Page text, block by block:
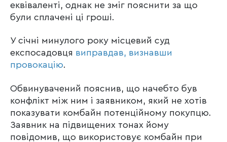
еквіваленті, однак не зміг пояснити за що
були сплачені ці гроші.
У січні минулого року місцевий суд
експосадовця виправдав, визнавши
провокацію.
Обвинувачений пояснив, що начебто був
конфлікт між ним і заявником, який не хотів
показувати комбайн потенційному покупцю.
Заявник на підвищених тонах йому
повідомив, що використовує комбайн при